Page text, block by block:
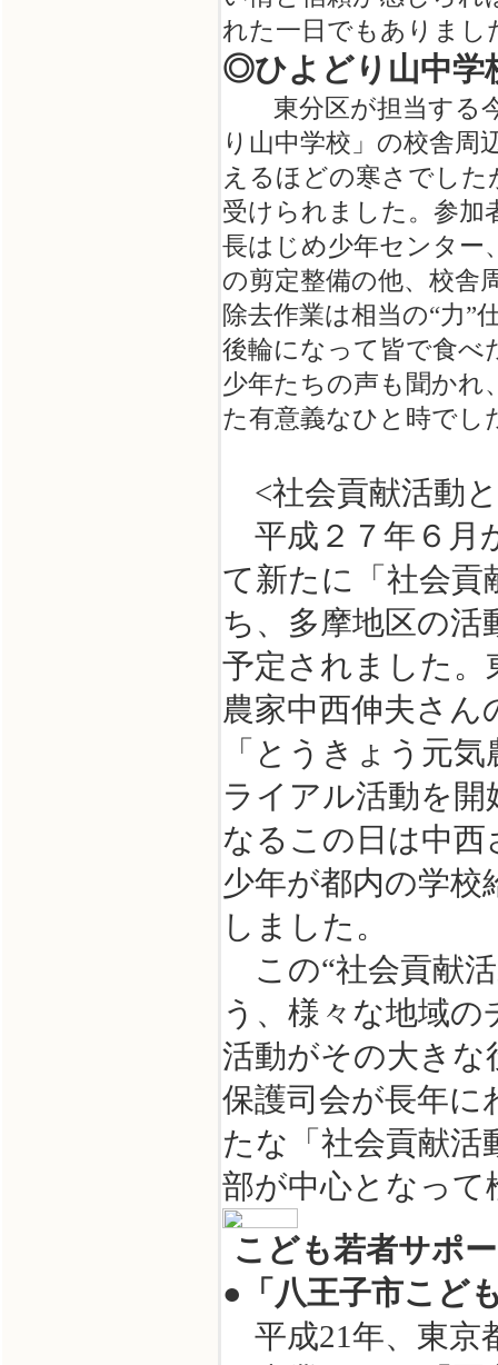
れた一日でもありまし
◎ひよどり山中学
東分区が担当する今
り山中学校」の校舎周
えるほどの寒さでし
受けられました。参加
長はじめ少年センター
の剪定整備の他、校舎
除去作業は相当の“力”
後輪になって皆で食べ
少年たちの声も聞かれ
た有意義なひと時でし
<社会貢献活動
平成２７年６月
て新たに「社会貢
ち、多摩地区の活
予定されました。
農家中西伸夫さ
「とうきょう元
ライアル活動を開
なるこの日は中西
少年が都内の学
しました。
この“社会貢献
う、様々な地域
活動がその大きな
保護司会が長年に
たな「社会貢献活
部が中心となっ
こども若者サポ
●「八王子市こど
平成21年、東京